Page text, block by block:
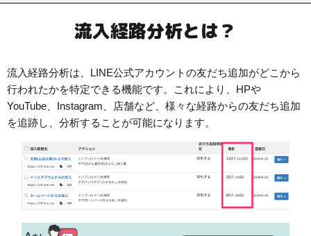
流入経路分析とは？
流入経路分析は、LINE公式アカウントの友だち追加がどこから
行われたかを特定できる機能です。これにより、HPや
YouTube、Instagram、店舗など、様々な経路からの友だち追加
を追跡し、分析することが可能になります。